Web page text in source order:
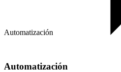
Automatización
Automatización